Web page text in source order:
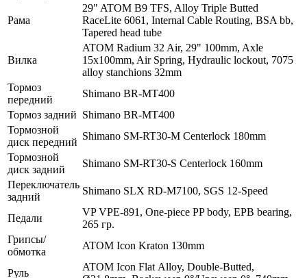
Рама
29" ATOM B9 TFS, Alloy Triple Butted
RaceLite 6061, Internal Cable Routing, BSA bb,
Tapered head tube
Вилка
ATOM Radium 32 Air, 29" 100mm, Axle
15x100mm, Air Spring, Hydraulic lockout, 7075
alloy stanchions 32mm
Тормоз
передний
Shimano BR-MT400
Тормоз задний Shimano BR-MT400
Тормозной
диск передний
Shimano SM-RT30-M Centerlock 180mm
Тормозной
диск задний
Shimano SM-RT30-S Centerlock 160mm
Переключатель
задний
Shimano SLX RD-M7100, SGS 12-Speed
Педали
VP VPE-891, One-piece PP body, EPB bearing,
265 гр.
Грипсы/
обмотка
ATOM Icon Kraton 130mm
Руль
ATOM Icon Flat Alloy, Double-Butted,